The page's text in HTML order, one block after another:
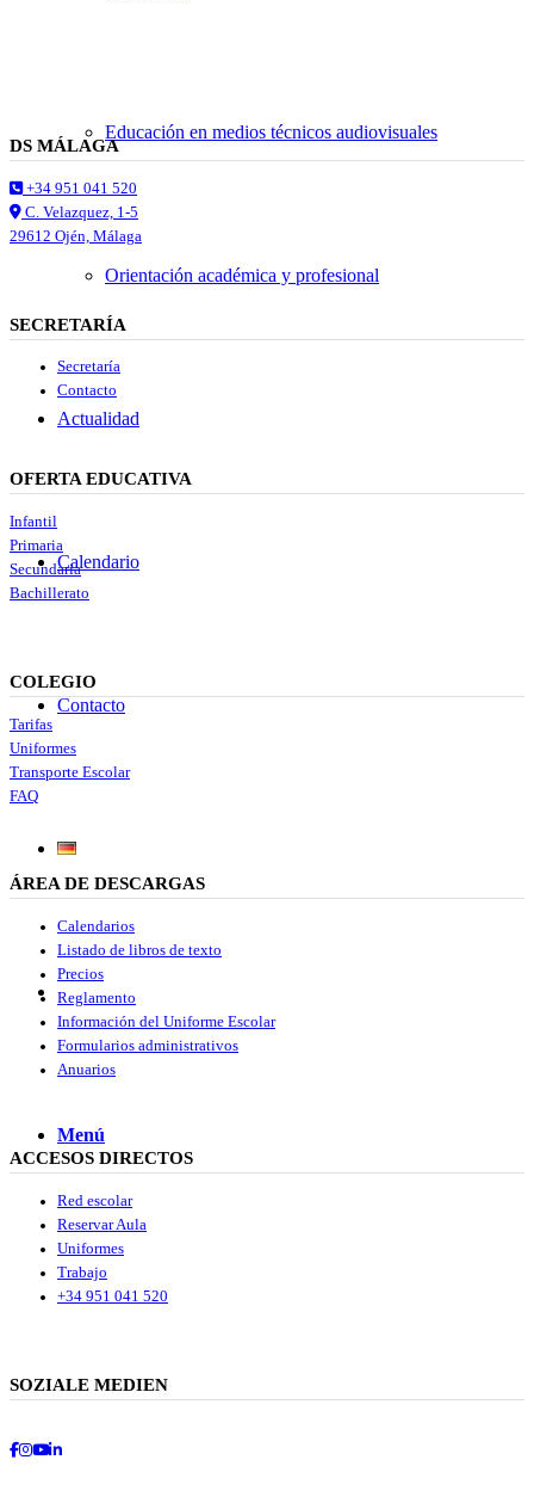
Educación en medios técnicos audiovisuales
Orientación académica y profesional
Actualidad
Calendario
Contacto
Buscar
Menú
DS MÁLAGA
+34 951 041 520
C. Velazquez, 1-5
29612 Ojén, Málaga
SECRETARÍA
Secretaría
Contacto
OFERTA EDUCATIVA
Infantil
Primaria
Secundaria
Bachillerato
COLEGIO
Tarifas
Uniformes
Transporte Escolar
FAQ
ÁREA DE DESCARGAS
Calendarios
Listado de libros de texto
Precios
Reglamento
Información del Uniforme Escolar
Formularios administrativos
Anuarios
ACCESOS DIRECTOS
Red escolar
Reservar Aula
Uniformes
Trabajo
+34 951 041 520
SOZIALE MEDIEN